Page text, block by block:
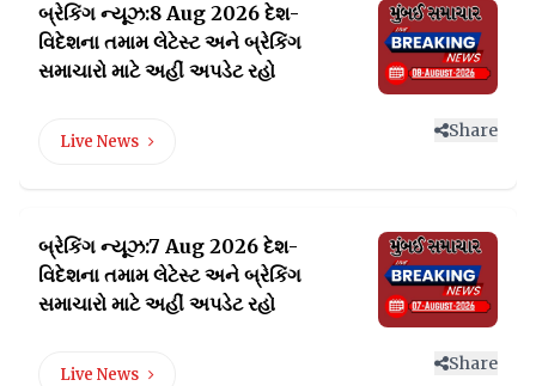
બ્રેકિંગ ન્યૂઝ:8 Aug 2026 દેશ-
વિદેશના તમામ લેટેસ્ટઅને બ્રેકિંગ
સમાચારો માટે અહીં અપડેટ રહો
Live News
Share
બ્રેકિંગ ન્યૂઝ:7 Aug 2026 દેશ-
વિદેશના તમામ લેટેસ્ટઅને બ્રેકિંગ
સમાચારો માટે અહીં અપડેટ રહો
Live News
Share